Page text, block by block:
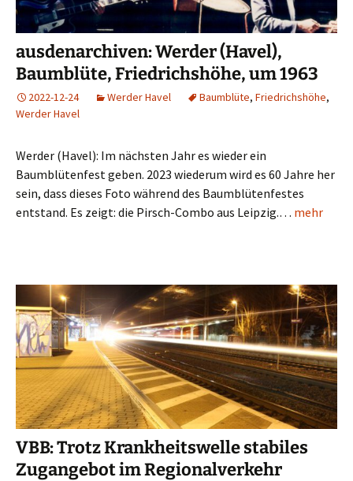
ausdenarchiven: Werder (Havel),
Baumblüte, Friedrichshöhe, um 1963
2022-12-24 Werder Havel Baumblüte, Friedrichshöhe,
Werder Havel
Werder (Havel): Im nächsten Jahr es wieder ein
Baumblütenfest geben. 2023 wiederum wird es 60 Jahre her
sein, dass dieses Foto während des Baumblütenfestes
entstand. Es zeigt: die Pirsch-Combo aus Leipzig.… mehr
VBB: Trotz Krankheitswelle stabiles
Zugangebot im Regionalverkehr